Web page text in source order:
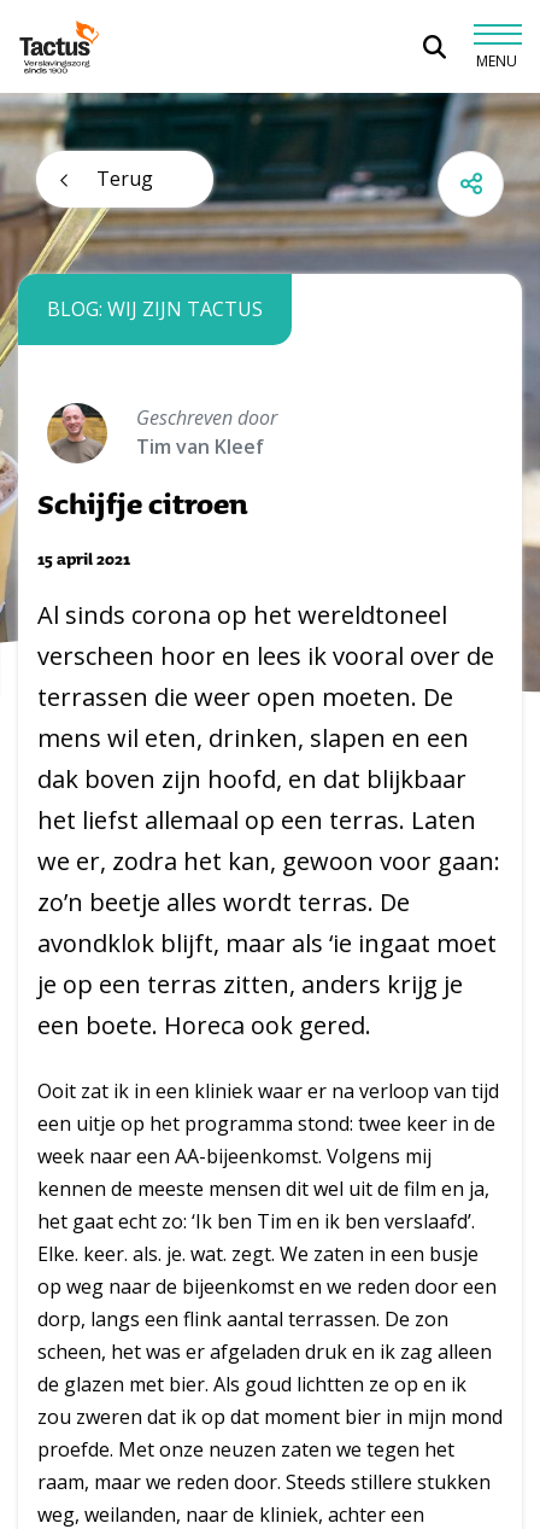
Spring naar content
Tactus Verslavingszorg
MENU
Terug
BLOG: WIJ ZIJN TACTUS
Geschreven door
Tim van Kleef
Schijfje citroen
15 april 2021
Al sinds corona op het wereldtoneel
verscheen hoor en lees ik vooral over de
terrassen die weer open moeten. De
mens wil eten, drinken, slapen en een
dak boven zijn hoofd, en dat blijkbaar
het liefst allemaal op een terras. Laten
we er, zodra het kan, gewoon voor gaan:
zo’n beetje alles wordt terras. De
avondklok blijft, maar als ‘ie ingaat moet
je op een terras zitten, anders krijg je
een boete. Horeca ook gered.
Ooit zat ik in een kliniek waar er na verloop van tijd
een uitje op het programma stond: twee keer in de
week naar een AA-bijeenkomst. Volgens mij
kennen de meeste mensen dit wel uit de film en ja,
het gaat echt zo: ‘Ik ben Tim en ik ben verslaafd’.
Elke. keer. als. je. wat. zegt. We zaten in een busje
op weg naar de bijeenkomst en we reden door een
dorp, langs een flink aantal terrassen. De zon
scheen, het was er afgeladen druk en ik zag alleen
de glazen met bier. Als goud lichtten ze op en ik
zou zweren dat ik op dat moment bier in mijn mond
proefde. Met onze neuzen zaten we tegen het
raam, maar we reden door. Steeds stillere stukken
weg, weilanden, naar de kliniek, achter een